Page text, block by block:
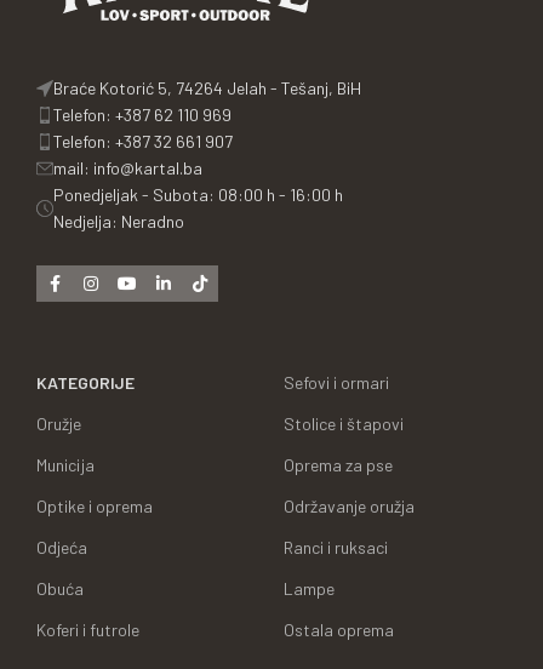
Braće Kotorić 5, 74264 Jelah - Tešanj, BiH
Telefon: +387 62 110 969
Telefon: +387 32 661 907
mail: info@kartal.ba
Ponedjeljak - Subota: 08:00 h - 16:00 h
Nedjelja: Neradno
KATEGORIJE
Oružje
Municija
Optike i oprema
Odjeća
Obuća
Koferi i futrole
Sefovi i ormari
Stolice i štapovi
Oprema za pse
Održavanje oružja
Ranci i ruksaci
Lampe
Ostala oprema